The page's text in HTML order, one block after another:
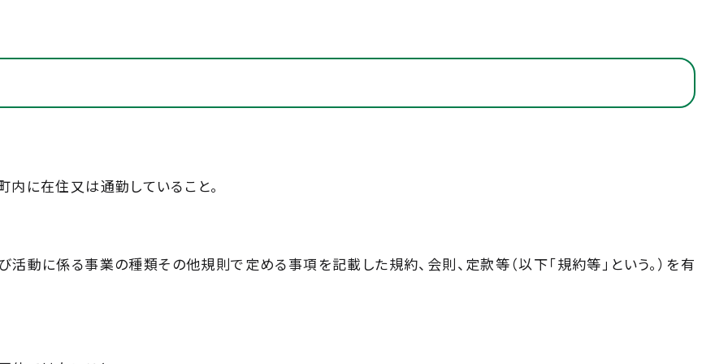
に在住又は通勤していること。
に係る事業の種類その他規則で定める事項を記載した規約、会則、定款等（以下「規約等」という。）を有